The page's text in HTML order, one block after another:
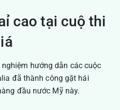
cao tại cuộ thi
hướng dẫn các cuộc
đã thành công gặt hái
đầu nước Mỹ này.